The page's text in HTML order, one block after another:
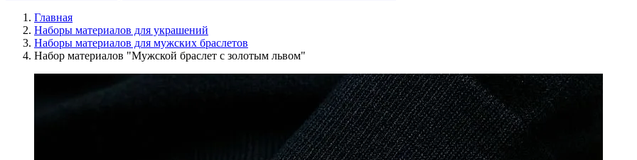
Главная
Наборы материалов для украшений
Наборы материалов для мужских браслетов
Набор материалов "Мужской браслет с золотым львом"